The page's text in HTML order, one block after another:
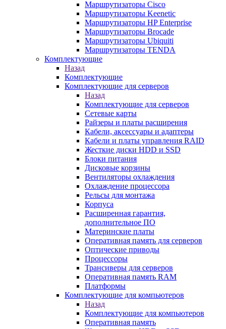
Маршрутизаторы Cisco
Маршрутизаторы Keenetic
Маршрутизаторы HP Enterprise
Маршрутизаторы Brocade
Маршрутизаторы Ubiquiti
Маршрутизаторы TENDA
Комплектующие
Назад
Комплектующие
Комплектующие для серверов
Назад
Комплектующие для серверов
Сетевые карты
Райзеры и платы расширения
Кабели, аксессуары и адаптеры
Кабели и платы управления RAID
Жесткие диски HDD и SSD
Блоки питания
Дисковые корзины
Вентиляторы охлаждения
Охлаждение процессора
Рельсы для монтажа
Корпуса
Расширенная гарантия,
дополнительное ПО
Материнские платы
Оперативная память для серверов
Оптические приводы
Процессоры
Трансиверы для серверов
Оперативная память RAM
Платформы
Комплектующие для компьютеров
Назад
Комплектующие для компьютеров
Оперативная память